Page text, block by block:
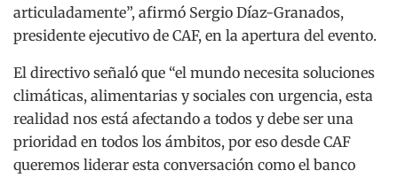
articuladamente”, afirmó Sergio Díaz-Granados,
presidente ejecutivo de CAF, en la apertura del evento.
El directivo señaló que “el mundo necesita soluciones
climáticas, alimentarias y sociales con urgencia, esta
realidad nos está afectando a todos y debe ser una
prioridad en todos los ámbitos, por eso desde CAF
queremos liderar esta conversación como el banco